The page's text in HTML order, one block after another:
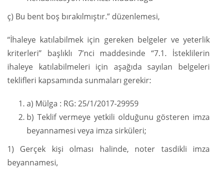
ç) Bu bent boş bırakılmıştır.” düzenlemesi,
“İhaleye katılabilmek için gereken belgeler ve yeterlik
kriterleri” başlıklı 7’nci maddesinde “7.1. İsteklilerin
ihaleye katılabilmeleri için aşağıda sayılan belgeleri
teklifleri kapsamında sunmaları gerekir:
a) Mülga : RG: 25/1/2017-29959
b) Teklif vermeye yetkili olduğunu gösteren imza
beyannamesi veya imza sirküleri;
1) Gerçek kişi olması halinde, noter tasdikli imza
beyannamesi,